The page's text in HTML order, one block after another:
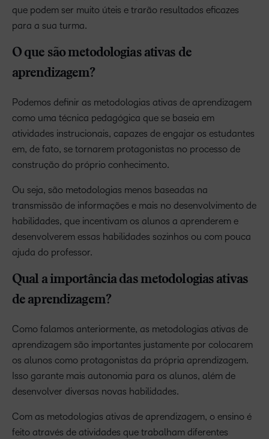
que podem ser muito úteis e trarão resultados eficazes
para a sua turma.
O que são metodologias ativas de
aprendizagem?
Podemos definir as metodologias ativas de aprendizagem
como uma técnica pedagógica que se baseia em
atividades instrucionais, capazes de engajar os estudantes
em, de fato, se tornarem protagonistas no processo de
construção do próprio conhecimento.
Ou seja, são metodologias menos baseadas na
transmissão de informações e mais no desenvolvimento de
habilidades, que incentivam os alunos a aprenderem e
desenvolverem essas habilidades sozinhos ou com pouca
ajuda do professor.
Qual a importância das metodologias ativas
de aprendizagem?
Como falamos anteriormente, as metodologias ativas de
aprendizagem são importantes justamente por colocarem
os alunos como protagonistas da própria aprendizagem.
Isso garante mais autonomia para os alunos, além de
desenvolver diversas novas habilidades.
Com as metodologias ativas de aprendizagem, o ensino é
feito através de atividades que trabalham diferentes